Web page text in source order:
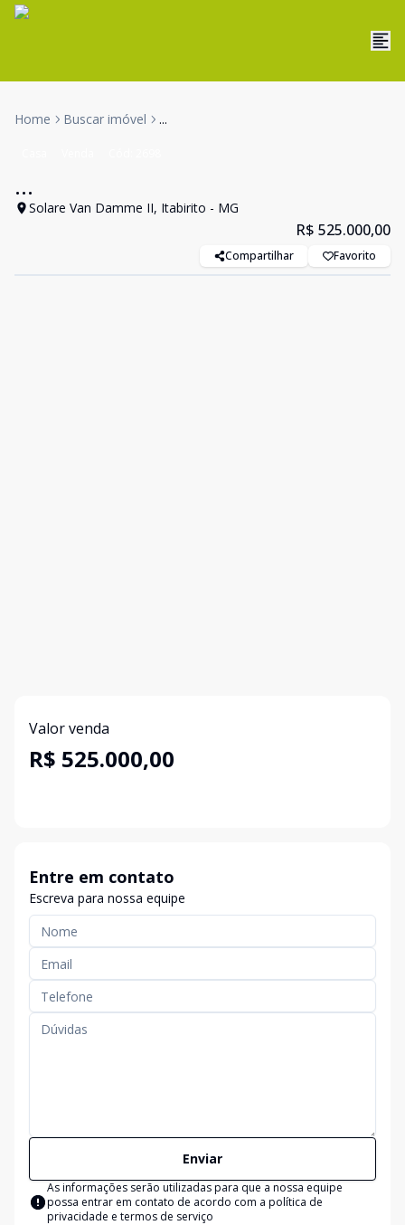
Home Buscar imóvel ...
...
Solare Van Damme II, Itabirito - MG
R$ 525.000,00
Compartilhar Favorito
Valor venda
R$ 525.000,00
Entre em contato
Escreva para nossa equipe
Enviar
As informações serão utilizadas para que a nossa equipe
possa entrar em contato de acordo com a política de
privacidade e termos de serviço